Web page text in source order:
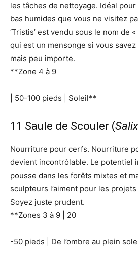
les tâches de nettoyage. Idéal
bas humides que vous ne visitez
‘Tristis’ est vendu sous le nom de
qui est un mensonge si vous
mais peu importe.
**Zone 4 à 9
| 50-100 pieds | Soleil**
11 Saule de Scouler (
Nourriture pour cerfs. Nourriture
devient incontrôlable. Le potentiel
pousse dans les forêts mixtes et
sculpteurs l’aiment pour les
Soyez juste prudent.
**Zones 3 à 9 | 20
-50 pieds | De l’ombre au plein